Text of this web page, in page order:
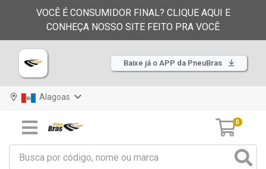
VOCÊ É CONSUMIDOR FINAL? CLIQUE AQUI E
CONHEÇA NOSSO SITE FEITO PRA VOCÊ
Baixe já o APP da PneuBras
Alagoas
0